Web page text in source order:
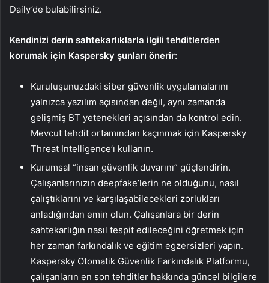
Daily’de bulabilirsiniz.
Kendinizi derin sahtekarlıklarla ilgili tehditlerden
korumak için Kaspersky şunları önerir:
Kuruluşunuzdaki siber güvenlik uygulamalarını
yalnızca yazılım açısından değil, aynı zamanda
gelişmiş BT yetenekleri açısından da kontrol edin.
Mevcut tehdit ortamından kaçınmak için Kaspersky
Threat Intelligence’ı kullanın.
Kurumsal “insan güvenlik duvarını” güçlendirin.
Çalışanlarınızın deepfake’lerin ne olduğunu, nasıl
çalıştıklarını ve karşılaşabilecekleri zorlukları
anladığından emin olun. Çalışanlara bir derin
sahtekarlığın nasıl tespit edileceğini öğretmek için
her zaman farkındalık ve eğitim egzersizleri yapın.
Kaspersky Otomatik Güvenlik Farkındalık Platformu,
çalışanların en son tehditler hakkında güncel bilgilere